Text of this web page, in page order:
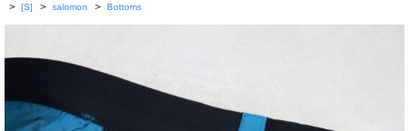
> [S] > salomon > Bottoms